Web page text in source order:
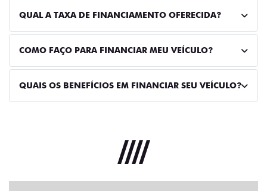
QUAL A TAXA DE FINANCIAMENTO OFERECIDA?
COMO FAÇO PARA FINANCIAR MEU VEÍCULO?
QUAIS OS BENEFÍCIOS EM FINANCIAR SEU VEÍCULO?